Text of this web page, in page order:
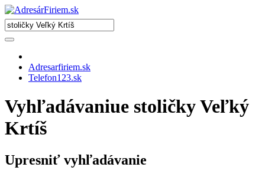
Adresarfiriem.sk
Telefon123.sk
Vyhľadávaniue stoličky Veľký
Krtíš
Upresniť vyhľadávanie